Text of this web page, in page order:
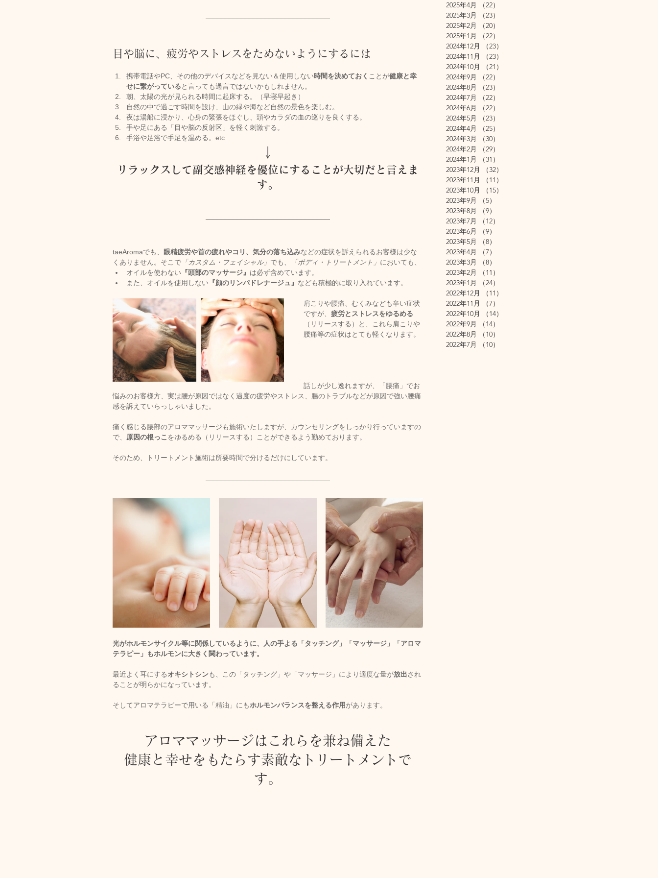
目や脳に、疲労やストレスをためないようにするには
携帯電話やPC、その他のデバイスなどを見ない＆使用しない時間を決めておく ことが健康と幸
せに繋がっていると言っても過言ではないかもしれません。
朝、太陽の光が見られる時間に起床する。（早寝早起き）
自然の中で過ごす時間を設け、山の緑や海など自然の景色を楽しむ。
夜は湯船に浸かり、心身の緊張をほぐし、頭やカラダの血の巡りを良くする。
手や足にある「目や脳の反射区」を軽く刺激する。
手浴や足浴で手足を温める。etc
↓
リラックスして副交感神経を優位にすることが大切だと言えま
す。
taeAromaでも、 眼精疲労や首の疲れやコリ、気分の落ち込みなどの症状を訴えられるお客様は少な
くありません。そこで 「カスタム・フェイシャル」 でも、 「ボディ・トリートメント」 においても、
オイルを使わない 『頭部のマッサージ』 は必ず含めています。
また、オイルを使用しない 『顔のリンパドレナージュ』 なども積極的に取り入れています。
肩こりや腰痛、むくみなども辛い症状
ですが、 疲労とストレスをゆるめる
（リリースする）と、これら肩こりや
腰痛等の症状はとても軽くなります。
話しが少し逸れますが、「腰痛」でお
悩みのお客様方、実は腰が原因ではなく過度の疲労やストレス、腸のトラブルなどが原因で強い腰痛
感を訴えていらっしゃいました。
痛く感じる腰部のアロママッサージも施術いたしますが、カウンセリングをしっかり行っていますの
で、 原因の根っこをゆるめる（リリースする）ことができるよう勤めております。
そのため、トリートメント施術は所要時間で分けるだけにしています。
光がホルモンサイクル等に関係しているように、人の手よる「タッチング」「マッサージ」「アロマ
テラピー」もホルモンに大きく関わっています。
最近よく耳にするオキシトシンも、この「タッチング」や「マッサージ」により適度な量が放出され
ることが明らかになっています。
そしてアロマテラピーで用いる「精油」にもホルモンバランスを整える作用があります。
アロママッサージはこれらを兼ね備えた
健康と幸せをもたらす素敵なトリートメントで
す。
2025年4月
（22）
2025年3月
（23）
2025年2月
（20）
2025年1月
（22）
2024年12月
（23）
2024年11月
（23）
2024年10月
（21）
2024年9月
（22）
2024年8月
（23）
2024年7月
（22）
2024年6月
（22）
2024年5月
（23）
2024年4月
（25）
2024年3月
（30）
2024年2月
（29）
2024年1月
（31）
2023年12月
（32）
2023年11月
（11）
2023年10月
（15）
2023年9月
（5）
2023年8月
（9）
2023年7月
（12）
2023年6月
（9）
2023年5月
（8）
2023年4月
（7）
2023年3月
（8）
2023年2月
（11）
2023年1月
（24）
2022年12月
（11）
2022年11月
（7）
2022年10月
（14）
2022年9月
（14）
2022年8月
（10）
2022年7月
（10）